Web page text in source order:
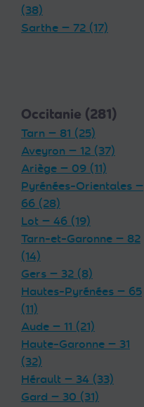
(38)
Sarthe — 72 (17)
Occitanie (281)
Tarn — 81 (25)
Aveyron — 12 (37)
Ariège — 09 (11)
Pyrénées-Orientales —
66 (28)
Lot — 46 (19)
Tarn-et-Garonne — 82
(14)
Gers — 32 (8)
Hautes-Pyrénées — 65
(11)
Aude — 11 (21)
Haute-Garonne — 31
(32)
Hérault — 34 (33)
Gard — 30 (31)